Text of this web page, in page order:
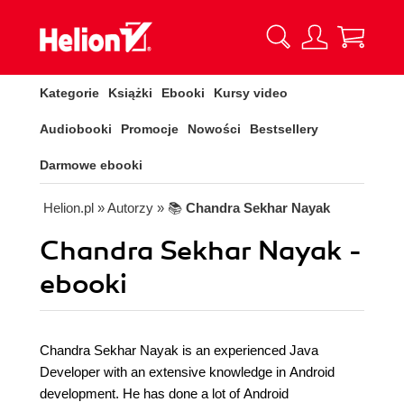
Kategorie Książki Ebooki Kursy video
Audiobooki Promocje Nowości Bestsellery
Darmowe ebooki
Helion.pl » Autorzy » 📚 Chandra Sekhar Nayak
Chandra Sekhar Nayak -
ebooki
Chandra Sekhar Nayak is an experienced Java
Developer with an extensive knowledge in Android
development. He has done a lot of Android